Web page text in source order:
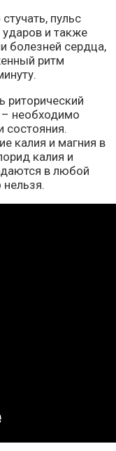
пульс
и также
болезней сердца,
ритм
риторический
– необходимо
состояния.
калия и магния в
калия и
в любой